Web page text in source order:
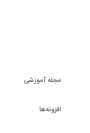
مجله آموزشی
افزونه‌ها